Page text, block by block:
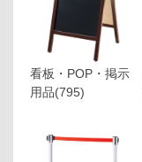
看板・POP・掲示
用品(795)